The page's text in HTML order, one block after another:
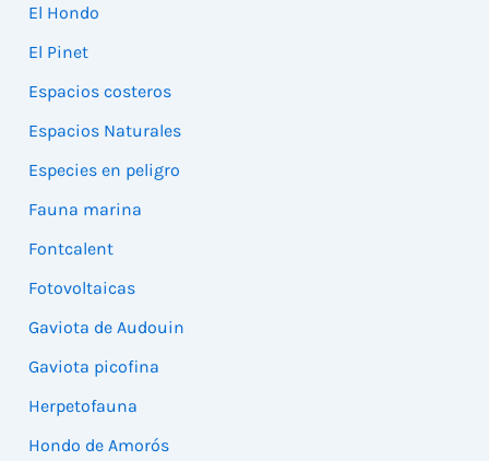
El Hondo
El Pinet
Espacios costeros
Espacios Naturales
Especies en peligro
Fauna marina
Fontcalent
Fotovoltaicas
Gaviota de Audouin
Gaviota picofina
Herpetofauna
Hondo de Amorós